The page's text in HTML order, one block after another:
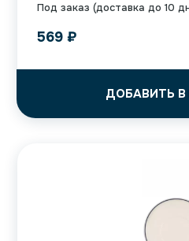
Под заказ (доставка до 10
569 ₽
ДОБАВИТЬ